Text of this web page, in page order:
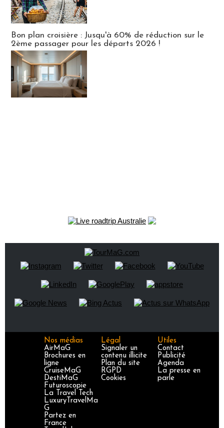
Bon plan croisière : Jusqu'à 60% de réduction sur le
2ème passager pour les départs 2026 !
Nos médias
AirMaG
Brochures en
ligne
CruiseMaG
DestiMaG
Futuroscopie
La Travel Tech
LuxuryTravelMa
G
Partez en
France
Légal
Signaler un
contenu illicite
Plan du site
RGPD
Cookies
Utiles
Contact
Publicité
Agenda
La presse en
parle